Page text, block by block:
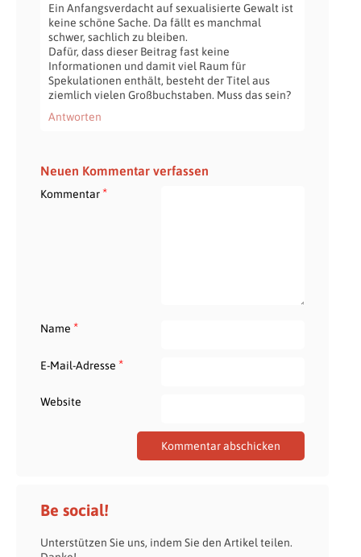
Ein Anfangsverdacht auf sexualisierte Gewalt ist
keine schöne Sache. Da fällt es manchmal
schwer, sachlich zu bleiben.
Dafür, dass dieser Beitrag fast keine
Informationen und damit viel Raum für
Spekulationen enthält, besteht der Titel aus
ziemlich vielen Großbuchstaben. Muss das sein?
Antworten
Neuen Kommentar verfassen
Kommentar*
Name *
E-Mail-Adresse *
Website
Be social!
Unterstützen Sie uns, indem Sie den Artikel teilen.